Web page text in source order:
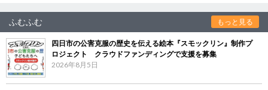
ふむふむ もっと見る
四日市の公害克服の歴史を伝える絵本『スモックリン』制作プ
ロジェクト クラウドファンディングで支援を募集
2026年8月5日